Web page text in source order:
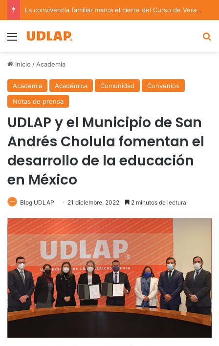
La convivencia familiar marca el cierre del Curso de Verano de Escuelas Aztecas
Menu
Inicio / Academia
Academia Académica Comunidad
Convenios
Notas de prensa
UDLAP y el Municipio de San
Andrés Cholula fomentan el
desarrollo de la educación
en México
Blog UDLAP 21 diciembre, 2022 2 minutos de lectura